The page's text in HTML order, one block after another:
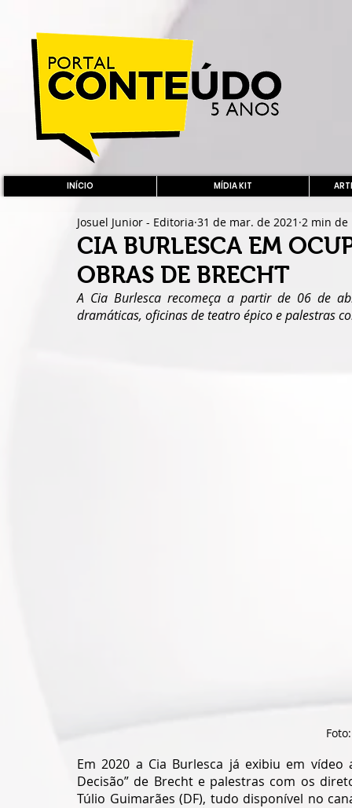
INÍCIO MÍDIA KIT
CIA BURLESCA EM
OBRAS DE BRECHT
Josuel Junior - Editoria 31 de mar. de 2021 2 min
A Cia Burlesca recomeça a partir de 06 de
dramáticas, oficinas de teatro épico e palestras
Em 2020 a Cia Burlesca já exibiu em vídeo
Decisão” de Brecht e palestras com os
Túlio Guimarães (DF), tudo disponível no